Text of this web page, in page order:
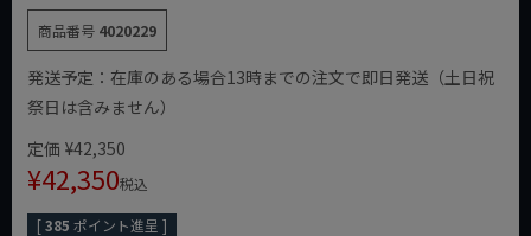
商品番号 4020229
発送予定：在庫のある場合13時までの注文で即日発送（土日祝
祭日は含みません）
定価 ¥42,350
¥42,350税込
[385 ポイント進呈 ]